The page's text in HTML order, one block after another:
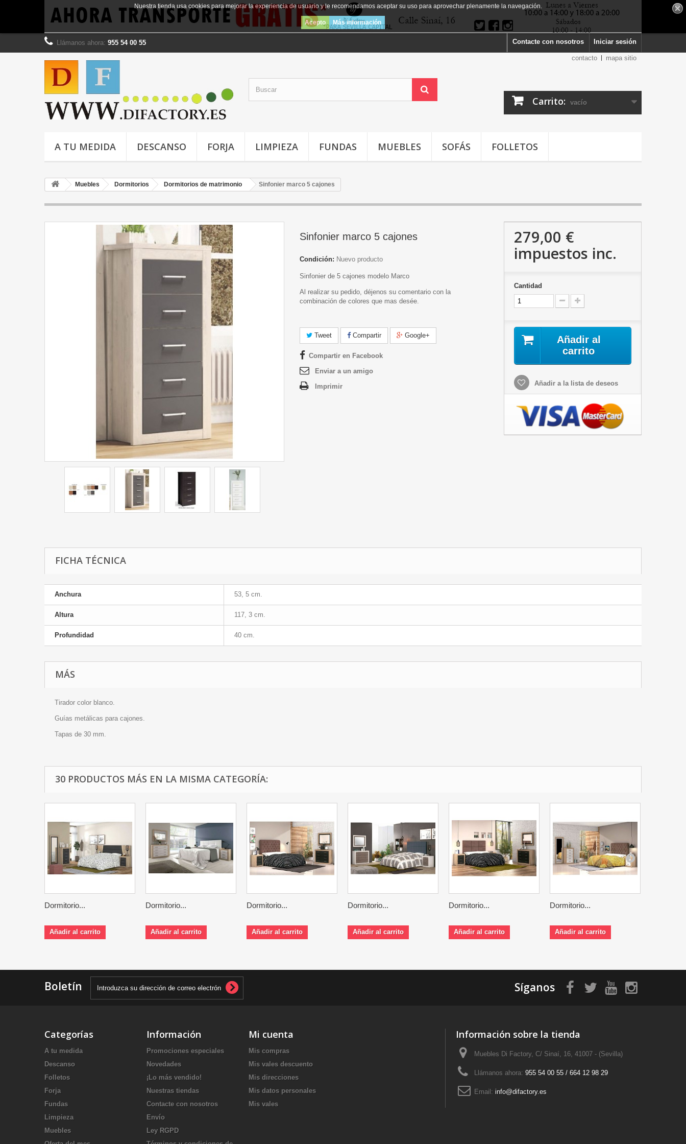
Iniciar sesión
Contacte con nosotros
Llámanos ahora: 955 54 00 55
contacto
mapa sitio
Nuestra tienda usa cookies para mejorar la experiencia de usuario y le recomendamos aceptar su uso para aprovechar plenamente la navegación.
Acepto Más información
Carrito: vacío
A TU MEDIDA DESCANSO FORJA LIMPIEZA FUNDAS MUEBLES SOFÁS FOLLETOS
Muebles Dormitorios Dormitorios de matrimonio Sinfonier marco 5 cajones
Sinfonier marco 5 cajones
Condición: Nuevo producto
Sinfonier de 5 cajones modelo Marco
Al realizar su pedido, déjenos su comentario con la
combinación de colores que mas desée.
Tweet Compartir Google+
Compartir en Facebook
Enviar a un amigo
Imprimir
279,00 €
impuestos inc.
Cantidad
Añadir al
carrito
Añadir a la lista de deseos
FICHA TÉCNICA
Anchura 53, 5 cm.
Altura 117, 3 cm.
Profundidad 40 cm.
MÁS
Tirador color blanco.
Guías metálicas para cajones.
Tapas de 30 mm.
30 PRODUCTOS MÁS EN LA MISMA CATEGORÍA:
Dormitorio...
Añadir al carrito
Dormitorio...
Añadir al carrito
Dormitorio...
Añadir al carrito
Dormitorio...
Añadir al carrito
Dormitorio...
Añadir al carrito
Dormitorio...
Añadir al carrito
Boletín Síganos
Categorías
A tu medida
Descanso
Folletos
Forja
Fundas
Limpieza
Muebles
Información
Promociones especiales
Novedades
¡Lo más vendido!
Nuestras tiendas
Contacte con nosotros
Envío
Ley RGPD
Mi cuenta
Mis compras
Mis vales descuento
Mis direcciones
Mis datos personales
Mis vales
Información sobre la tienda
Muebles Di Factory, C/ Sinaí, 16, 41007 - (Sevilla)
Llámanos ahora: 955 54 00 55 / 664 12 98 29
Email: info@difactory.es